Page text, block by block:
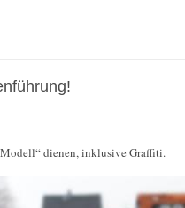
dienen, inklusive Graffiti.